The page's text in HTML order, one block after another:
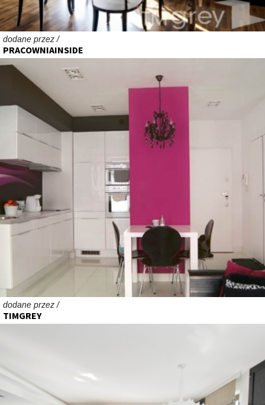
dodane przez /
PRACOWNIAINSIDE
dodane przez /
TIMGREY